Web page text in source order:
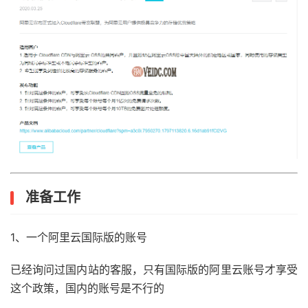
准备工作
1、一个阿里云国际版的账号
已经询问过国内站的客服，只有国际版的阿里云账号才享受
这个政策，国内的账号是不行的